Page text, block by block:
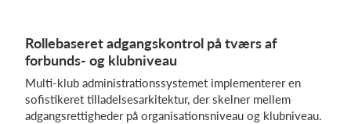
Rollebaseret adgangskontrol på tværs af
forbunds- og klubniveau
Multi-klub administrationssystemet implementerer en
sofistikeret tilladelsesarkitektur, der skelner mellem
adgangsrettigheder på organisationsniveau og klubniveau.